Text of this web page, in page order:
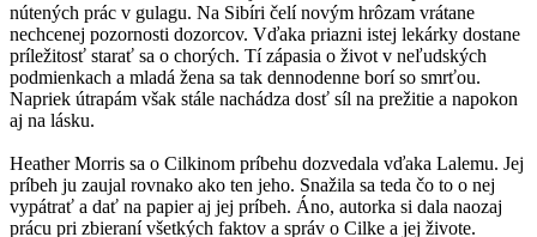
nútených prác v gulagu. Na Sibíri čelí novým hrôzam vrátane
nechcenej pozornosti dozorcov. Vďaka priazni istej lekárky dostane
príležitosť starať sa o chorých. Tí zápasia o život v neľudských
podmienkach a mladá žena sa tak dennodenne borí so smrťou.
Napriek útrapám však stále nachádza dosť síl na prežitie a napokon
aj na lásku.
Heather Morris sa o Cilkinom príbehu dozvedala vďaka Lalemu. Jej
príbeh ju zaujal rovnako ako ten jeho. Snažila sa teda čo to o nej
vypátrať a dať na papier aj jej príbeh. Áno, autorka si dala naozaj
prácu pri zbieraní všetkých faktov a správ o Cilke a jej živote.